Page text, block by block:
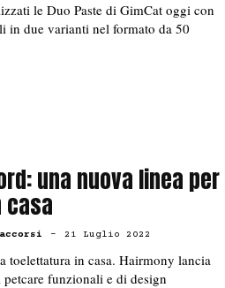
le Duo Paste di GimCat oggi con
in due varianti nel formato da 50
una nuova linea per
- 21 Luglio 2022
toelettatura in casa. Hairmony lancia
funzionali e di design